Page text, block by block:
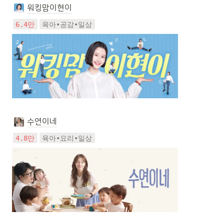
워킹맘이현이
6.4만 육아•공감•일상
수연이네
4.8만 육아•요리•일상